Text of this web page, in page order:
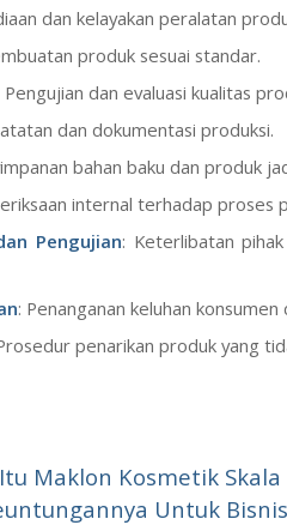
dan kelayakan peralatan
produk sesuai standar.
Pengujian dan evaluasi kualitas
dan dokumentasi produksi.
bahan baku dan produk
internal terhadap proses
Pengujian: Keterlibatan
: Penanganan keluhan
penarikan produk yang
Maklon Kosmetik Skala
Untuk